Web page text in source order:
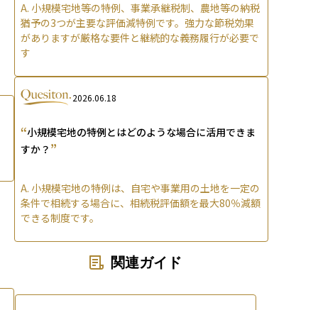
A. 小規模宅地等の特例、事業承継税制、農地等の納税
猶予の3つが主要な評価減特例です。強力な節税効果
がありますが厳格な要件と継続的な義務履行が必要で
す
2026.06.18
“小規模宅地の特例とはどのような場合に活用できま
すか？ ”
A. 小規模宅地の特例は、自宅や事業用の土地を一定の
条件で相続する場合に、相続税評価額を最大80％減額
できる制度です。
関連ガイド